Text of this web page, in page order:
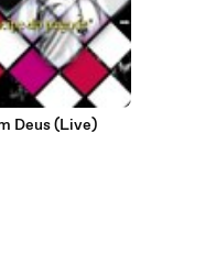
Deus (Live)